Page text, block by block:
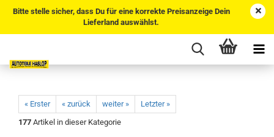
Bitte stelle sicher, dass Du für eine korrekte Preisanzeige Dein
Lieferland auswählst.
« Erster « zurück weiter »
Letzter »
177 Artikel in dieser Kategorie